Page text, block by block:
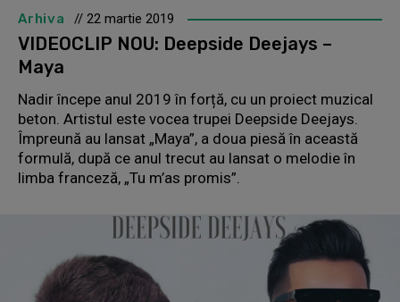
Arhiva // 22 martie 2019
VIDEOCLIP NOU: Deepside Deejays –
Maya
Nadir începe anul 2019 în forță, cu un proiect muzical
beton. Artistul este vocea trupei Deepside Deejays.
Împreună au lansat „Maya”, a doua piesă în această
formulă, după ce anul trecut au lansat o melodie în
limba franceză, „Tu m’as promis”.